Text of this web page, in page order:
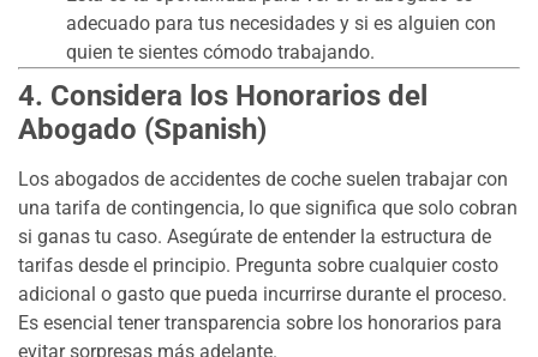
adecuado para tus necesidades y si es alguien con
quien te sientes cómodo trabajando.
4. Considera los Honorarios del
Abogado (Spanish)
Los abogados de accidentes de coche suelen trabajar con
una tarifa de contingencia, lo que significa que solo cobran
si ganas tu caso. Asegúrate de entender la estructura de
tarifas desde el principio. Pregunta sobre cualquier costo
adicional o gasto que pueda incurrirse durante el proceso.
Es esencial tener transparencia sobre los honorarios para
evitar sorpresas más adelante.